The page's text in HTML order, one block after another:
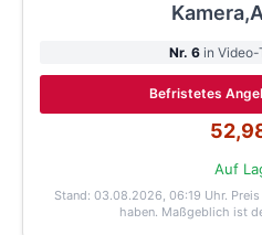
Nr. 6in Video-
Befristetes
Auf
Stand: 03.08.2026, 06:19 Uhr.
haben. Maßgeblich ist